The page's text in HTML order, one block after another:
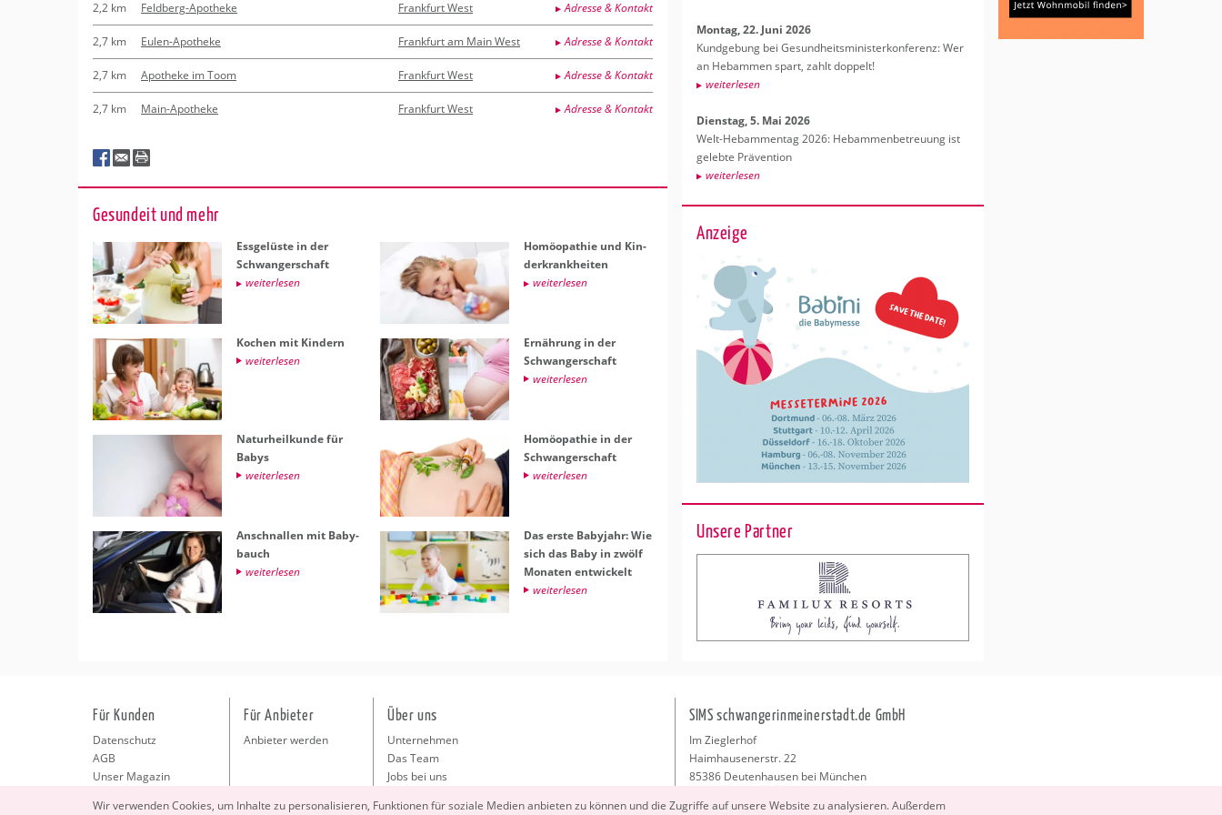
2,2 km Feldberg-Apotheke Frankfurt West Adresse & Kontakt
2,7 km Eulen-Apotheke Frankfurt am Main West Adresse & Kontakt
2,7 km Apotheke im Toom Frankfurt West Adresse & Kontakt
2,7 km Main-Apotheke Frankfurt West Adresse & Kontakt
Ge­sund­eit und mehr
Ess­ge­lüs­te in der
Schwan­ger­schaft
wei­ter­le­sen
Ho­möo­pa­thie und Kin­
der­krank­hei­ten
wei­ter­le­sen
Ko­chen mit Kin­dern
wei­ter­le­sen
Er­näh­rung in der
Schwan­ger­schaft
wei­ter­le­sen
Na­tur­heil­kun­de für
Babys
wei­ter­le­sen
Ho­möo­pa­thie in der
Schwan­ger­schaft
wei­ter­le­sen
An­schnal­len mit Ba­by­
bauch
wei­ter­le­sen
Das erste Ba­by­jahr: Wie
sich das Baby in zwölf
Mo­na­ten ent­wi­ckelt
wei­ter­le­sen
Mon­tag, 22. Juni 2026
Kund­ge­bung bei Ge­sund­heits­mi­nis­ter­kon­fe­renz: Wer
an Heb­am­men spart, zahlt dop­pelt!
wei­ter­le­sen
Diens­tag, 5. Mai 2026
Welt-Heb­am­men­tag 2026: Heb­am­men­be­treu­ung ist
ge­leb­te Prä­ven­ti­on
wei­ter­le­sen
Anzeige
Unsere Partner
Wir ver­wen­den Coo­kies, um In­hal­te zu per­so­na­li­sie­ren, Funk­tio­nen für so­zia­le Me­di­en an­bie­ten zu kön­nen und die Zu­grif­fe auf un­se­re Web­site zu ana­ly­sie­ren. Au­ßer­dem
Für Kunden
Datenschutz
AGB
Unser Magazin
Für Anbieter
Anbieter werden
Über uns
Unternehmen
Das Team
Jobs bei uns
SIMS schwangerinmeinerstadt.de GmbH
Im Zieglerhof
Haimhausenerstr. 22
85386 Deutenhausen bei München